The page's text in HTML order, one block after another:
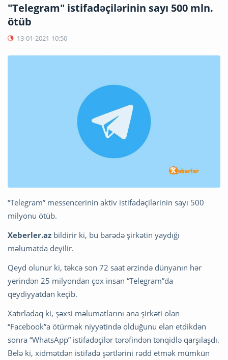
"Telegram" istifadəçilərinin sayı 500 mln.
ötüb
13-01-2021 10:50
“Telegram” messencerinin aktiv istifadəçilərinin sayı 500
milyonu ötüb.
Xeberler.az bildirir ki, bu barədə şirkətin yaydığı
məlumatda deyilir.
Qeyd olunur ki, təkcə son 72 saat ərzində dünyanın hər
yerindən 25 milyondan çox insan “Telegram”da
qeydiyyatdan keçib.
Xatırladaq ki, şəxsi məlumatlarını ana şirkəti olan
“Facebook”a ötürmək niyyətində olduğunu elan etdikdən
sonra “WhatsApp” istifadəçilər tərəfindən tənqidlə qarşılaşdı.
Belə ki, xidmətdən istifadə şərtlərini rədd etmək mümkün